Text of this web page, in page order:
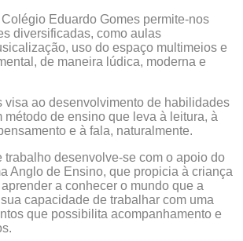
Eduardo Gomes permite-nos
diversificadas, como aulas
uso do espaço multimeios e
de maneira lúdica, moderna e
visa ao desenvolvimento de habilidades
método de ensino que leva à leitura, à
e à fala, naturalmente.
trabalho desenvolve-se com o apoio do
Anglo de Ensino, que propicia à criança
a conhecer o mundo que a
capacidade de trabalhar com uma
que possibilita acompanhamento e